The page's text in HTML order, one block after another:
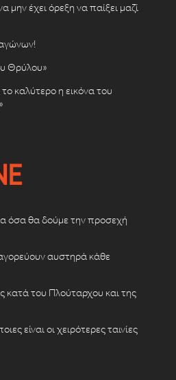
μην έχει όρεξη να παίξει μαζί
Θρύλου»
καλύτερο η εικόνα του
θα δούμε την προσεχή
αυστηρά κάθε
κατά του Πλούταρχου και της
είναι οι χειρότερες ταινίες